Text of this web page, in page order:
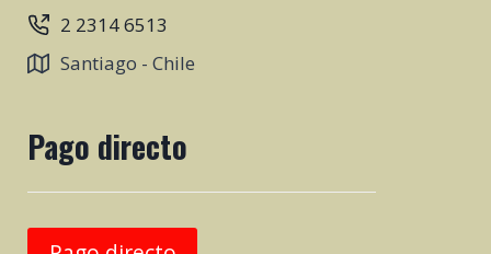
2 2314 6513
Santiago - Chile
Pago directo